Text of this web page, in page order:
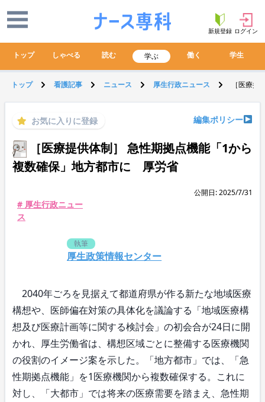
新規登録 ログイン
トップ しゃべる 読む 学ぶ 働く 学生
トップ 看護記事 ニュース 厚生行政ニュース ［医療
お気に入りに登録 編集ポリシー
［医療提供体制］ 急性期拠点機能「1から
複数確保」地方都市に 厚労省
公開日: 2025/7/31
# 厚生行政ニュー
ス
執筆
厚生政策情報センター
2040年ごろを見据えて都道府県が作る新たな地域医療
構想や、医師偏在対策の具体化を議論する「地域医療構
想及び医療計画等に関する検討会」の初会合が24日に開
かれ、厚生労働省は、構想区域ごとに整備する医療機関
の役割のイメージ案を示した。「地方都市」では、「急
性期拠点機能」を1医療機関から複数確保する。これに
対し、「大都市」では将来の医療需要を踏まえ、急性期